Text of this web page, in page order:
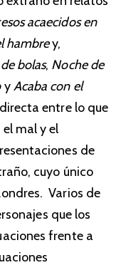
acaecidos en
hambrey,
bolas, Noche de
yAcaba con el
entre lo que
mal y el
de
cuyo único
Varios de
que los
frente a